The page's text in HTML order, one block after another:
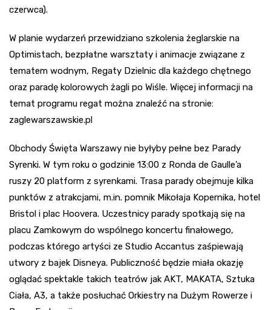
czerwca).
W planie wydarzeń przewidziano szkolenia żeglarskie na
Optimistach, bezpłatne warsztaty i animacje związane z
tematem wodnym, Regaty Dzielnic dla każdego chętnego
oraz paradę kolorowych żagli po Wiśle. Więcej informacji na
temat programu regat można znaleźć na stronie:
zaglewarszawskie.pl
Obchody Święta Warszawy nie byłyby pełne bez Parady
Syrenki. W tym roku o godzinie 13:00 z Ronda de Gaulle’a
ruszy 20 platform z syrenkami. Trasa parady obejmuje kilka
punktów z atrakcjami, m.in. pomnik Mikołaja Kopernika, hotel
Bristol i plac Hoovera. Uczestnicy parady spotkają się na
placu Zamkowym do wspólnego koncertu finałowego,
podczas którego artyści ze Studio Accantus zaśpiewają
utwory z bajek Disneya. Publiczność będzie miała okazję
oglądać spektakle takich teatrów jak AKT, MAKATA, Sztuka
Ciała, A3, a także posłuchać Orkiestry na Dużym Rowerze i